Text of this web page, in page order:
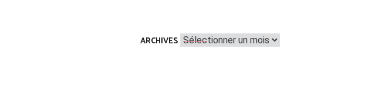
ARCHIVES Archives